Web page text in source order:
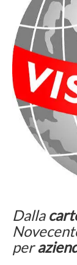
Dalla
per